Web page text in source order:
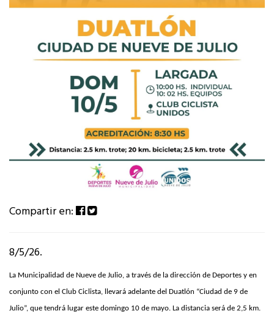
Compartir en:
8/5/26.
La Municipalidad de Nueve de Julio, a través de la dirección de Deportes y en
conjunto con el Club Ciclista, llevará adelante del Duatlón “Ciudad de 9 de
Julio”, que tendrá lugar este domingo 10 de mayo. La distancia será de 2,5 km.